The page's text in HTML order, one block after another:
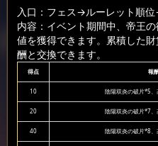
入口：フェス→ルーレット順位
内容：イベント期間中、帝王
値を獲得できます。累積した
酬と交換できます。
得点 報
10 陰陽双炎の破片*5、
20 陰陽双炎の破片*7、
40 陰陽双炎の破片*8、